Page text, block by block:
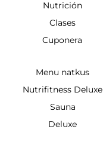
Nutrición
Clases
Cuponera
Menu natkus
Nutrifitness Deluxe
Sauna
Deluxe